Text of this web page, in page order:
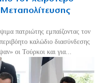
πατριώτης εμπαίζοντας τον
καλώδιο διασύνδεσης
οι Τούρκοι και για...